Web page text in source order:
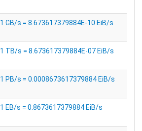
1 GB/s = 8.673617379884E-10 EiB/s
1 TB/s = 8.673617379884E-07 EiB/s
1 PB/s = 0.0008673617379884 EiB/s
1 EB/s = 0.8673617379884 EiB/s